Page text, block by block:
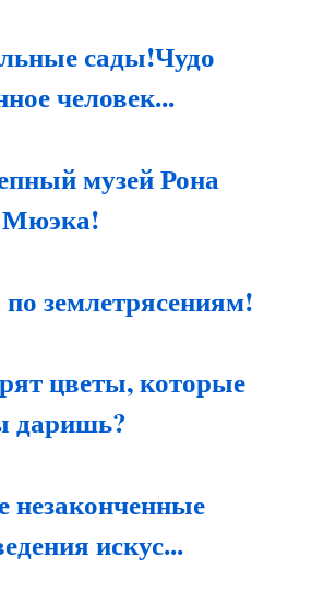
сады!Чудо
человек...
музей Рона
Мюэка!
землетрясениям!
цветы, которые
даришь?
незаконченные
искус...